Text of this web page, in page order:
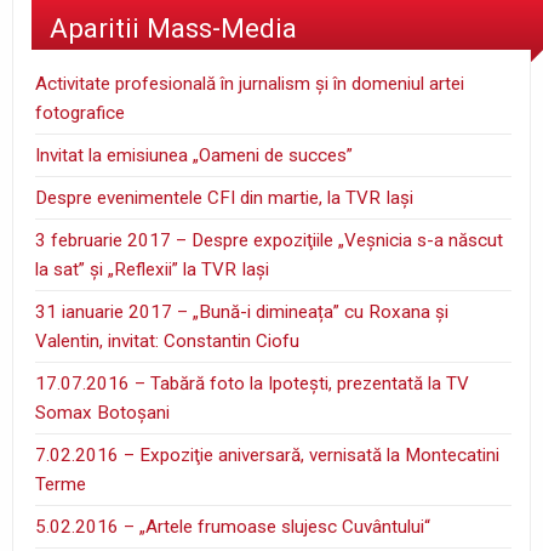
Aparitii Mass-Media
Activitate profesională în jurnalism şi în domeniul artei
fotografice
Invitat la emisiunea „Oameni de succes”
Despre evenimentele CFI din martie, la TVR Iaşi
3 februarie 2017 – Despre expoziţiile „Veşnicia s-a născut
la sat” şi „Reflexii” la TVR Iaşi
31 ianuarie 2017 – „Bună-i dimineața” cu Roxana și
Valentin, invitat: Constantin Ciofu
17.07.2016 – Tabără foto la Ipoteşti, prezentată la TV
Somax Botoşani
7.02.2016 – Expoziţie aniversară, vernisată la Montecatini
Terme
5.02.2016 – „Artele frumoase slujesc Cuvântului“